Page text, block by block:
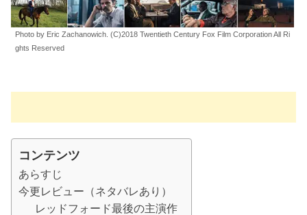
Photo by Eric Zachanowich. (C)2018 Twentieth Century Fox Film Corporation All Ri
ghts Reserved
コンテンツ
あらすじ
今更レビュー（ネタバレあり）
レッドフォード最後の主演作